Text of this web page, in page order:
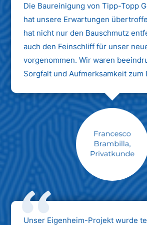
Die Baureinigung von Tipp-Topp
hat unsere Erwartungen
hat nicht nur den Bauschmutz
auch den Feinschliff für unser
vorgenommen. Wir waren
Sorgfalt und Aufmerksamkeit zum
Max Mustermann
Unternehmen AG
Unser Eigenheim-Projekt wurde